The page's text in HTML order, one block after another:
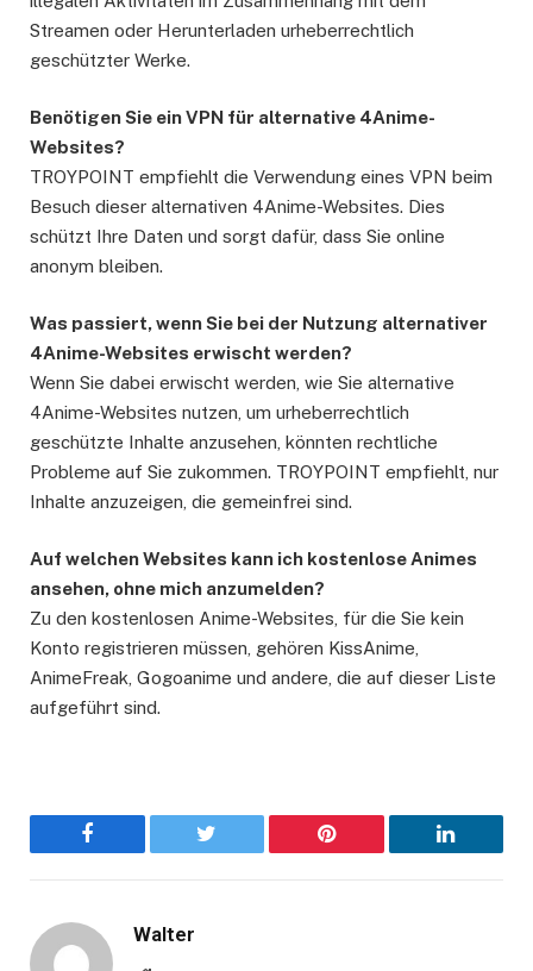
Streamen oder Herunterladen urheberrechtlich
geschützter Werke.
Benötigen Sie ein VPN für alternative 4Anime-
Websites?
TROYPOINT empfiehlt die Verwendung eines VPN beim
Besuch dieser alternativen 4Anime-Websites. Dies
schützt Ihre Daten und sorgt dafür, dass Sie online
anonym bleiben.
Was passiert, wenn Sie bei der Nutzung alternativer
4Anime-Websites erwischt werden?
Wenn Sie dabei erwischt werden, wie Sie alternative
4Anime-Websites nutzen, um urheberrechtlich
geschützte Inhalte anzusehen, könnten rechtliche
Probleme auf Sie zukommen. TROYPOINT empfiehlt, nur
Inhalte anzuzeigen, die gemeinfrei sind.
Auf welchen Websites kann ich kostenlose Animes
ansehen, ohne mich anzumelden?
Zu den kostenlosen Anime-Websites, für die Sie kein
Konto registrieren müssen, gehören KissAnime,
AnimeFreak, Gogoanime und andere, die auf dieser Liste
aufgeführt sind.
Facebook Twitter Pinterest LinkedIn
Walter